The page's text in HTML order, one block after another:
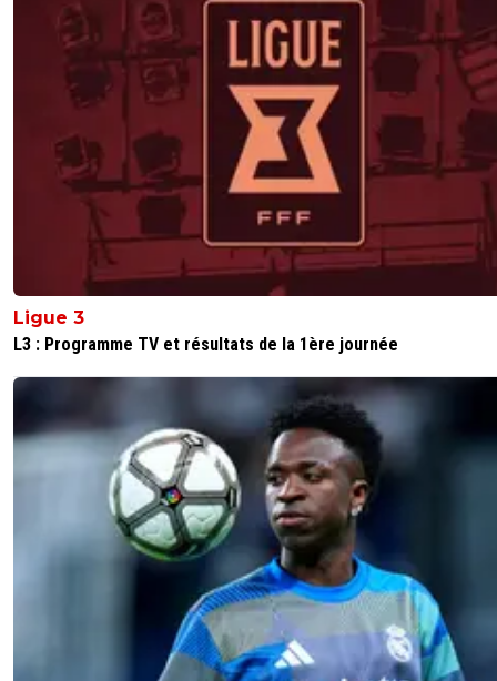
Ligue 3
L3 : Programme TV et résultats de la 1ère journée